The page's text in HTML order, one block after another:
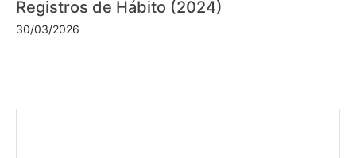
Registros de Hábito (2024)
30/03/2026